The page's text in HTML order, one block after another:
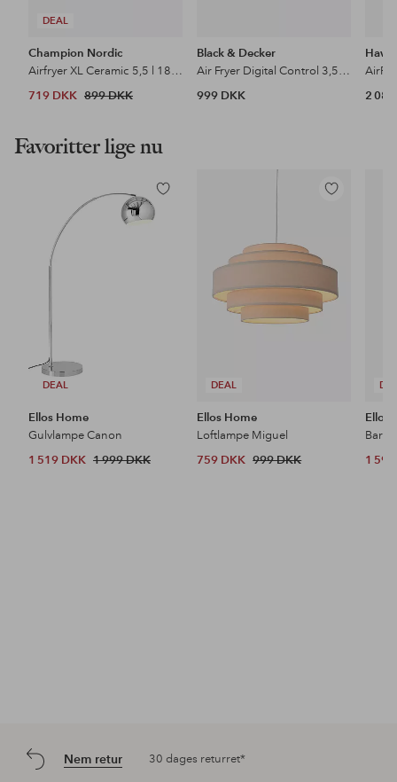
DEAL
Champion Nordic
Airfryer XL Ceramic 5,5 l 1800 W Af600
719 DKK 899 DKK
Black & Decker
Air Fryer Digital Control 3,5L Sort
999 DKK
Haws
2
Favoritter lige nu
DEAL
Tilføj
til
Ellos Home
Gulvlampe Canon
1 519 DKK 1 999 DKK
DEAL
Tilføj
Ellos Home
Loftlampe Miguel
759 DKK 999 DKK
Ellos
1
Nem retur 30 dages returret*